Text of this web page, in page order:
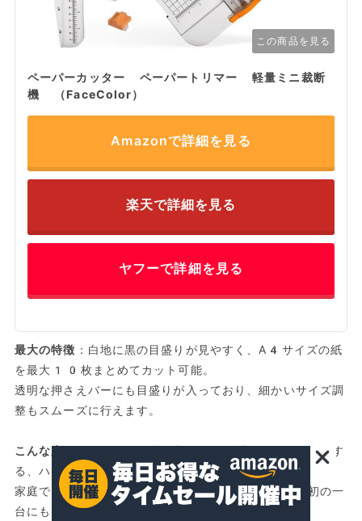
この商品を見る
ペーパーカッター ペーパートリマー 軽量ミニ裁断
機 （FaceColor）
Amazonで詳細を見る
楽天で詳細を見る
ヤフーで詳細を見る
最大の特徴 ：白地に黒の目盛りが見やすく、A4サイズの紙
を最大10枚まとめてカット可能。
透明な押さえバーにも目盛りが入っており、細かいサイズ調
整もスムーズに行えます。
こんな人におすすめ
：三角・台形などの斜めカットを多用す
る、ハンドメイド・クラフト好きの方。
家庭でもオフィスでも使い回せるサイズ感なので、最初の一
台にも向いています。